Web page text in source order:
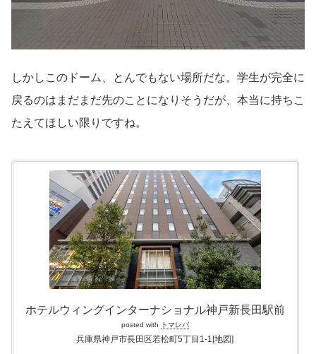
しかしこのドーム、とんでもない場所だな。学生が完全に
戻るのはまだまだ先のことになりそうだが、本当に持ちこ
たえてほしい限りですね。
ホテルウィングインターナショナル神戸新長田駅前
posted with トマレバ
兵庫県神戸市長田区若松町5丁目1-1 [地図]